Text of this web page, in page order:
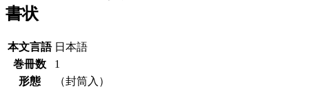
書状
本文言語 日本語
巻冊数
1
形態
（封筒入）